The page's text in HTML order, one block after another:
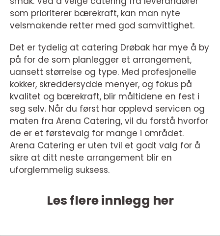
som prioriterer bærekraft, kan man nyte
velsmakende retter med god samvittighet.
Det er tydelig at catering Drøbak har mye å by
på for de som planlegger et arrangement,
uansett størrelse og type. Med profesjonelle
kokker, skreddersydde menyer, og fokus på
kvalitet og bærekraft, blir måltidene en fest i
seg selv. Når du først har opplevd servicen og
maten fra Arena Catering, vil du forstå hvorfor
de er et førstevalg for mange i området.
Arena Catering er uten tvil et godt valg for å
sikre at ditt neste arrangement blir en
uforglemmelig suksess.
Les flere innlegg her